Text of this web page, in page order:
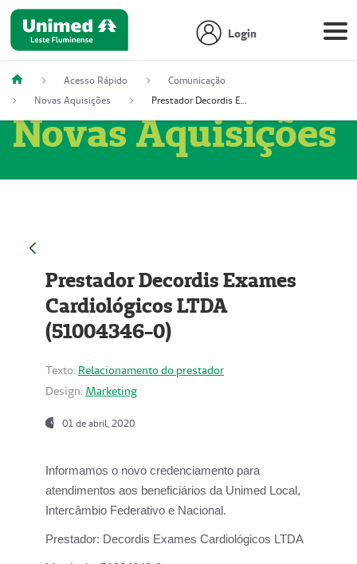
Login
Acesso Rápido
Comunicação
Novas Aquisições
Prestador Decordis Exames Cardiológicos LTDA (51004346-0)
Novas Aquisições
Prestador Decordis Exames
Cardiológicos LTDA
(51004346-0)
Texto: Relacionamento do prestador
Design: Marketing
01 de abril, 2020
Informamos o novo credenciamento para
atendimentos aos beneficiários da Unimed Local,
Intercâmbio Federativo e Nacional.
Prestador: Decordis Exames Cardiológicos LTDA